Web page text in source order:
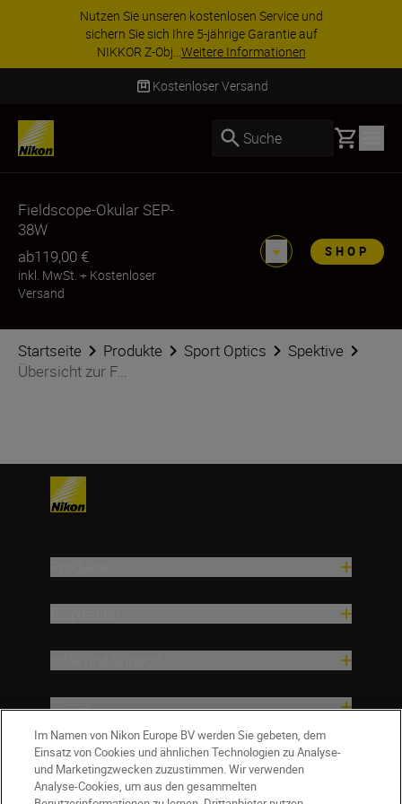
Nutzen Sie unseren kostenlosen Service und
sichern Sie sich Ihre 5-jährige Garantie auf
NIKKOR Z-Obj...Weitere Informationen
Kostenloser Versand
Suche Basket
Fieldscope-Okular SEP-
38W
ab119,00 €
inkl. MwSt. + Kostenloser
Versand
SHOP
Startseite Produkte Sport Optics
Spektive
Übersicht zur F...
Firma
Im Namen von Nikon Europe BV werden Sie gebeten, dem
Einsatz von Cookies und ähnlichen Technologien zu Analyse-
und Marketingzwecken zuzustimmen. Wir verwenden
Analyse-Cookies, um aus den gesammelten